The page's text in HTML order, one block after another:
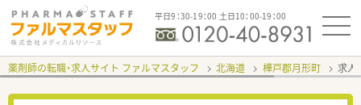
平日9：30-19：00 土日10：00-19：00
薬剤師の転職・求人サイト ファルマスタッフ 北海道 樺戸郡月形町 求人